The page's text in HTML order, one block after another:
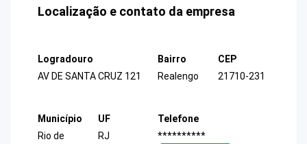
Localização e contato da empresa
Logradouro
AV DE SANTA CRUZ 121
Bairro
Realengo
CEP
21710-231
Município
Rio de
UF
RJ
Telefone
**********